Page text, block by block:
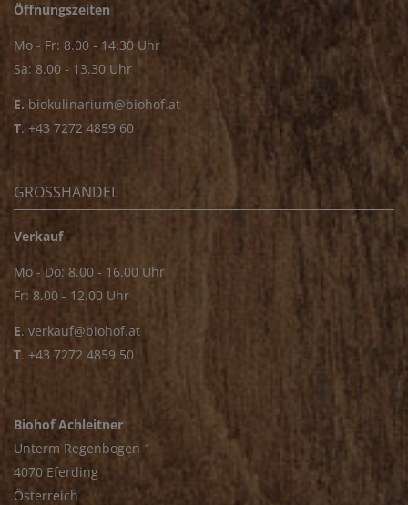
Öffnungszeiten
Mo - Fr: 8.00 - 14.30 Uhr
Sa: 8.00 - 13.30 Uhr
E. biokulinarium@biohof.at
T. +43 7272 4859 60
GROSSHANDEL
Verkauf
Mo - Do: 8.00 - 16.00 Uhr
Fr: 8.00 - 12.00 Uhr
E. verkauf@biohof.at
T. +43 7272 4859 50
Biohof Achleitner
Unterm Regenbogen 1
4070 Eferding
Österreich